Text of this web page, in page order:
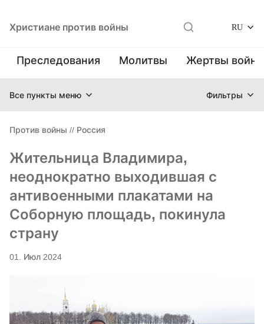
Христиане против войны RU
Преследования Молитвы Жертвы
Все пункты меню Фильтры
Против войны // Россия
Жительница Владимира,
неоднократно выходившая с
антивоенными плакатами на
Соборную площадь, покинула
страну
01. Июл 2024